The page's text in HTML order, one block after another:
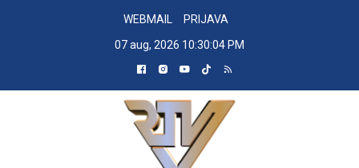
WEBMAIL
PRIJAVA
07 aug, 2026 10:30:05 PM